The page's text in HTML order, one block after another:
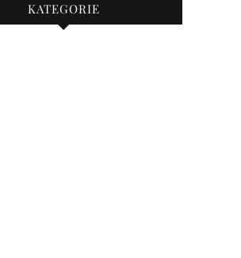
KATEGORIE